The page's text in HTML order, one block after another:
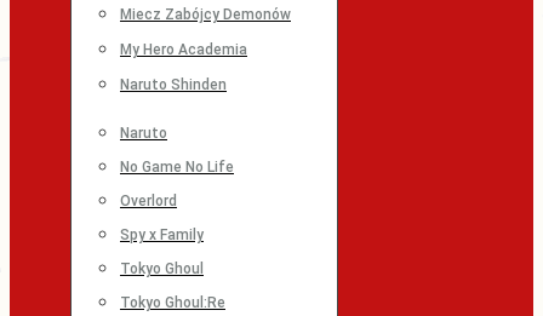
Miecz Zabójcy Demonów
My Hero Academia
Naruto Shinden
Naruto
No Game No Life
Overlord
Spy x Family
Tokyo Ghoul
Tokyo Ghoul:Re